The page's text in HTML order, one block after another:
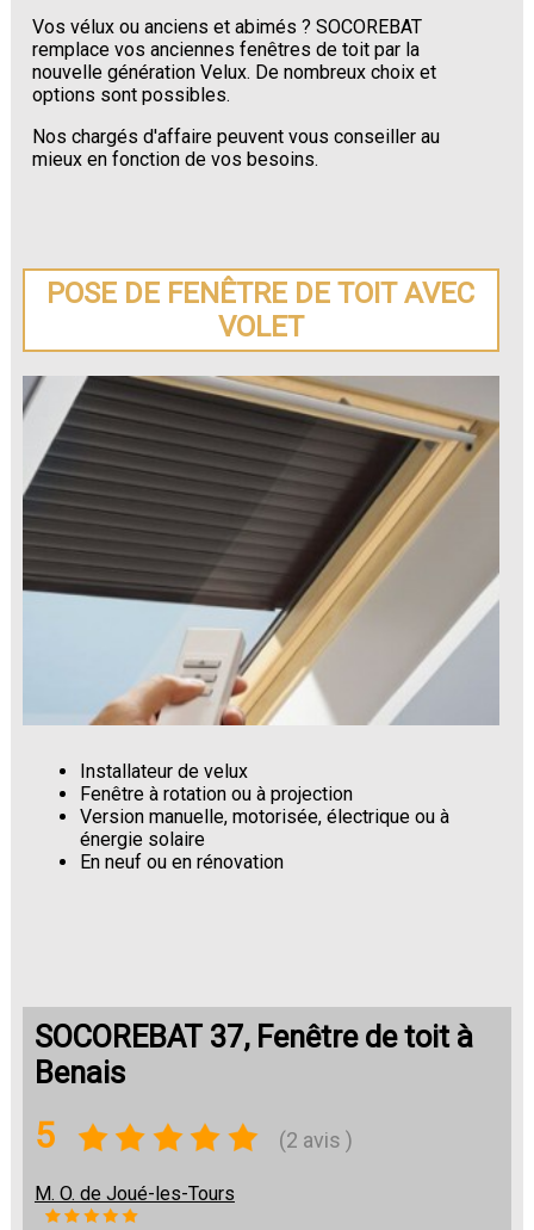
Vos vélux ou anciens et abimés ? SOCOREBAT
remplace vos anciennes fenêtres de toit par la
nouvelle génération Velux. De nombreux choix et
options sont possibles.
Nos chargés d'affaire peuvent vous conseiller au
mieux en fonction de vos besoins.
POSE DE FENÊTRE DE TOIT AVEC
VOLET
Installateur de velux
Fenêtre à rotation ou à projection
Version manuelle, motorisée, électrique ou à
énergie solaire
En neuf ou en rénovation
SOCOREBAT 37, Fenêtre de toit à
Benais
5 (2 avis )
M. O. de Joué-les-Tours